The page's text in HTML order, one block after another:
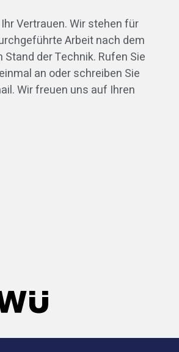
Vertrauen. Wir stehen für
Arbeit nach dem
der Technik. Rufen Sie
an oder schreiben Sie
Wir freuen uns auf Ihren